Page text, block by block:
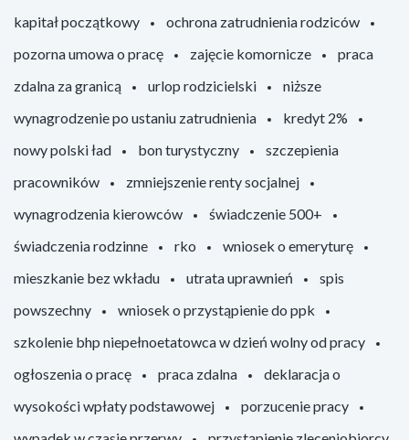
kapitał początkowy
ochrona zatrudnienia rodziców
pozorna umowa o pracę
zajęcie komornicze
praca
zdalna za granicą
urlop rodzicielski
niższe
wynagrodzenie po ustaniu zatrudnienia
kredyt 2%
nowy polski ład
bon turystyczny
szczepienia
pracowników
zmniejszenie renty socjalnej
wynagrodzenia kierowców
świadczenie 500+
świadczenia rodzinne
rko
wniosek o emeryturę
mieszkanie bez wkładu
utrata uprawnień
spis
powszechny
wniosek o przystąpienie do ppk
szkolenie bhp niepełnoetatowca w dzień wolny od pracy
ogłoszenia o pracę
praca zdalna
deklaracja o
wysokości wpłaty podstawowej
porzucenie pracy